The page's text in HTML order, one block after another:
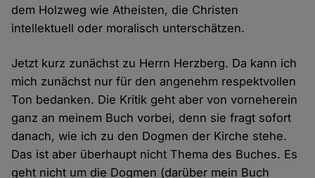
dem Holzweg wie Atheisten, die Christen
intellektuell oder moralisch unterschätzen.
Jetzt kurz zunächst zu Herrn Herzberg. Da kann ich
mich zunächst nur für den angenehm respektvollen
Ton bedanken. Die Kritik geht aber von vorneherein
ganz an meinem Buch vorbei, denn sie fragt sofort
danach, wie ich zu den Dogmen der Kirche stehe.
Das ist aber überhaupt nicht Thema des Buches. Es
geht nicht um die Dogmen (darüber mein Buch